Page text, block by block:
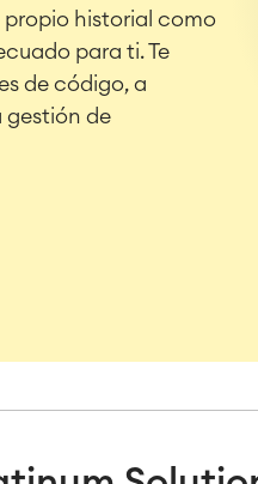
propio historial como
para ti. Te
de código, a
gestión de